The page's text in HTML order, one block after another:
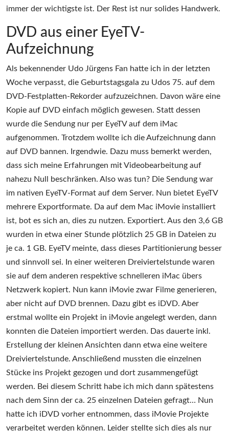
immer der wichtigste ist. Der Rest ist nur solides Handwerk.
DVD aus einer EyeTV-
Aufzeichnung
Als bekennender Udo Jürgens Fan hatte ich in der letzten
Woche verpasst, die Geburtstagsgala zu Udos 75. auf dem
DVD-Festplatten-Rekorder aufzuzeichnen. Davon wäre eine
Kopie auf DVD einfach möglich gewesen. Statt dessen
wurde die Sendung nur per EyeTV auf dem iMac
aufgenommen. Trotzdem wollte ich die Aufzeichnung dann
auf DVD bannen. Irgendwie. Dazu muss bemerkt werden,
dass sich meine Erfahrungen mit Videobearbeitung auf
nahezu Null beschränken. Also was tun? Die Sendung war
im nativen EyeTV-Format auf dem Server. Nun bietet EyeTV
mehrere Exportformate. Da auf dem Mac iMovie installiert
ist, bot es sich an, dies zu nutzen. Exportiert. Aus den 3,6 GB
wurden in etwa einer Stunde plötzlich 25 GB in Dateien zu
je ca. 1 GB. EyeTV meinte, dass dieses Partitionierung besser
und sinnvoll sei. In einer weiteren Dreiviertelstunde waren
sie auf dem anderen respektive schnelleren iMac übers
Netzwerk kopiert. Nun kann iMovie zwar Filme generieren,
aber nicht auf DVD brennen. Dazu gibt es iDVD. Aber
erstmal wollte ein Projekt in iMovie angelegt werden, dann
konnten die Dateien importiert werden. Das dauerte inkl.
Erstellung der kleinen Ansichten dann etwa eine weitere
Dreiviertelstunde. Anschließend mussten die einzelnen
Stücke ins Projekt gezogen und dort zusammengefügt
werden. Bei diesem Schritt habe ich mich dann spätestens
nach dem Sinn der ca. 25 einzelnen Dateien gefragt… Nun
hatte ich iDVD vorher entnommen, dass iMovie Projekte
verarbeitet werden können. Leider stellte sich dies als nur